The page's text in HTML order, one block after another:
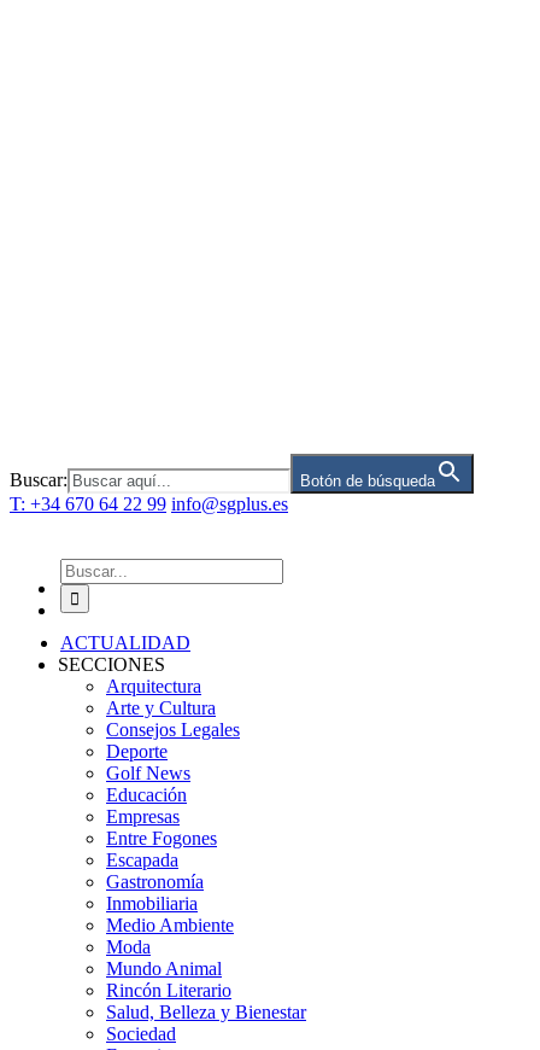
Buscar: Botón de búsqueda
T: +34 670 64 22 99 info@sgplus.es
Buscar:
ACTUALIDAD
SECCIONES
Arquitectura
Arte y Cultura
Consejos Legales
Deporte
Golf News
Educación
Empresas
Entre Fogones
Escapada
Gastronomía
Inmobiliaria
Medio Ambiente
Moda
Mundo Animal
Rincón Literario
Salud, Belleza y Bienestar
Sociedad